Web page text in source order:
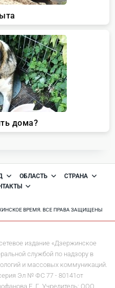
ОБЛАСТЬ
СТРАНА
ВРЕМЯ. ВСЕ ПРАВА ЗАЩИЩЕНЫ
издание «Дзержинское
службой по надзору в
и массовых коммуникаций.
Эл № ФС 77 - 80141от
Е. Г. Учредитель: ООО